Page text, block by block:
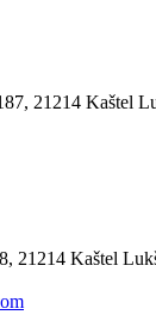
21214 Kaštel
21214 Kaštel